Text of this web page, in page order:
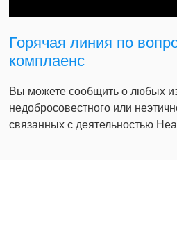
Горячая линия по
комплаенс
Вы можете сообщить о любых
недобросовестного или
связанных с деятельностью